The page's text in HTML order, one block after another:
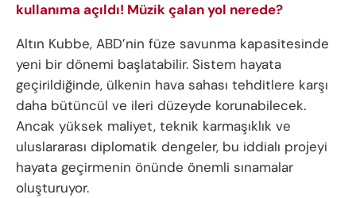
kullanıma açıldı! Müzik çalan yol nerede?
Altın Kubbe, ABD’nin füze savunma kapasitesinde
yeni bir dönemi başlatabilir. Sistem hayata
geçirildiğinde, ülkenin hava sahası tehditlere karşı
daha bütüncül ve ileri düzeyde korunabilecek.
Ancak yüksek maliyet, teknik karmaşıklık ve
uluslararası diplomatik dengeler, bu iddialı projeyi
hayata geçirmenin önünde önemli sınamalar
oluşturuyor.